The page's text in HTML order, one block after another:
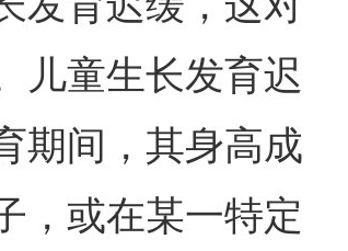
儿童生长发育迟
期间，其身高成
，或在某一特定